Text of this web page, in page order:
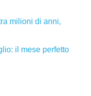
milioni di anni,
il mese perfetto